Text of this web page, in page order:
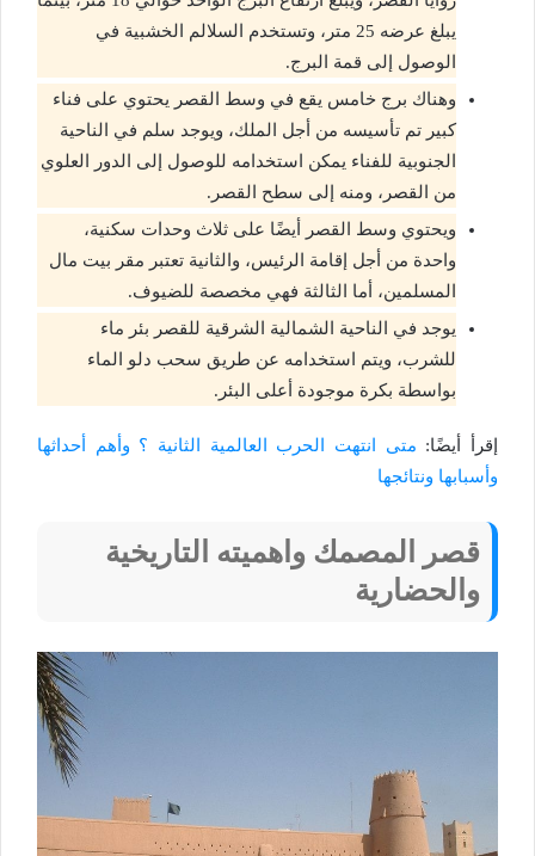
يبلغ عرضه 25 متر، وتستخدم السلالم الخشبية في
الوصول إلى قمة البرج.
وهناك برج خامس يقع في وسط القصر يحتوي على فناء
كبير تم تأسيسه من أجل الملك، ويوجد سلم في الناحية
الجنوبية للفناء يمكن استخدامه للوصول إلى الدور العلوي
من القصر، ومنه إلى سطح القصر.
ويحتوي وسط القصر أيضًا على ثلاث وحدات سكنية،
واحدة من أجل إقامة الرئيس، والثانية تعتبر مقر بيت مال
المسلمين، أما الثالثة فهي مخصصة للضيوف.
يوجد في الناحية الشمالية الشرقية للقصر بئر ماء
للشرب، ويتم استخدامه عن طريق سحب دلو الماء
بواسطة بكرة موجودة أعلى البئر.
إقرأ أيضًا: متى انتهت الحرب العالمية الثانية ؟ وأهم أحداثها
وأسبابها ونتائجها
قصر المصمك واهميته التاريخية
والحضارية